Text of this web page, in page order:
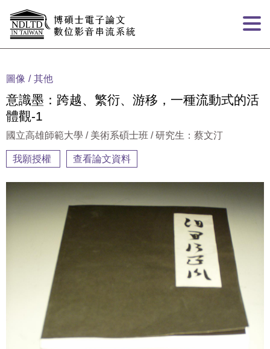
圖像 其他
意識墨：跨越、繁衍、游移，一種流動式的活
體觀-1
國立高雄師範大學 / 美術系碩士班 / 研究生：蔡文汀
我願授權 查看論文資料